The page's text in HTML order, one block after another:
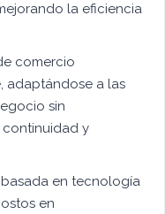
la eficiencia
comercio
adaptándose a las
sin
continuidad y
en tecnología
en